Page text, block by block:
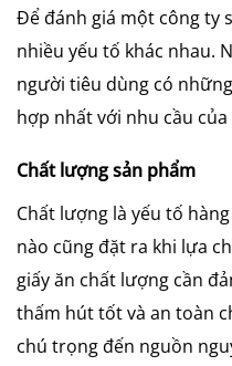
Để đánh giá một công ty
nhiều yếu tố khác nhau.
người tiêu dùng có
hợp nhất với nhu cầu
Chất lượng sản phẩm
Chất lượng là yếu tố
nào cũng đặt ra khi lựa
giấy ăn chất lượng cần
thấm hút tốt và an toàn
chú trọng đến nguồn